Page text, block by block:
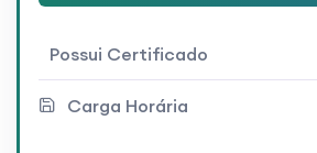
Possui Certificado
Carga Horária